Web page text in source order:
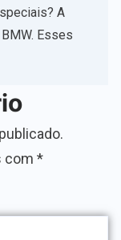
A
Esses
com *